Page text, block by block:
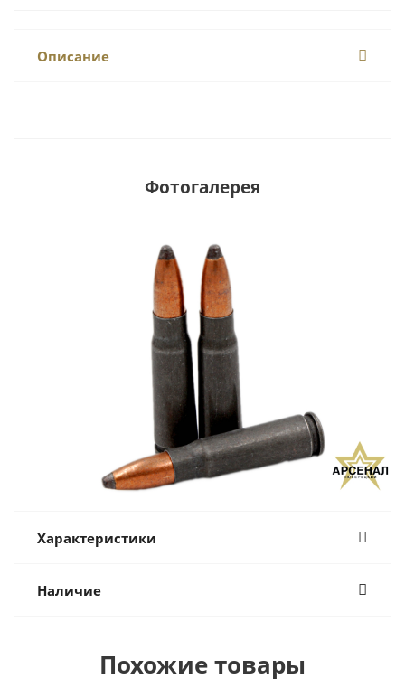
Описание
Фотогалерея
Характеристики
Наличие
Похожие товары